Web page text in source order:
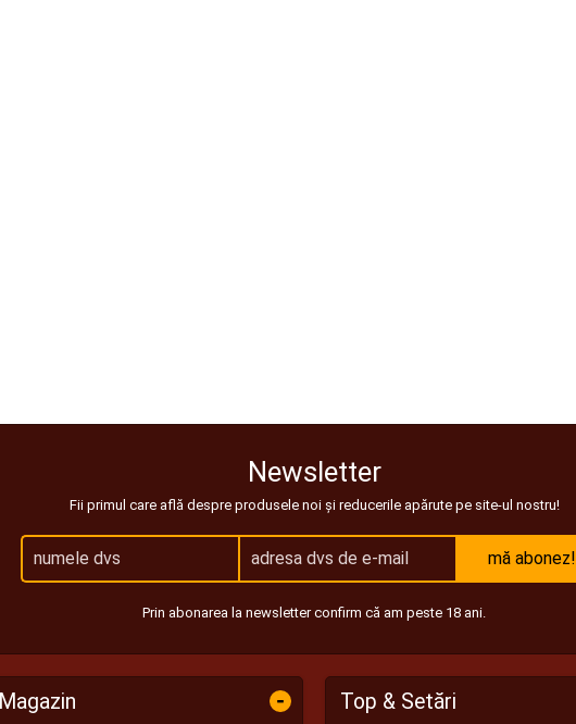
Newsletter
Fii primul care află despre produsele noi și reducerile apărute pe site-ul nostru!
mă abonez!
Prin abonarea la newsletter confirm că am peste 18 ani.
Magazin - Top & Setări